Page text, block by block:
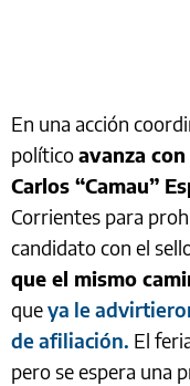
En una acción
políticoavanza
Carlos “Camau”
Corrientes para
candidato con el
que el mismo
queya le
de afiliación. El
pero se espera una